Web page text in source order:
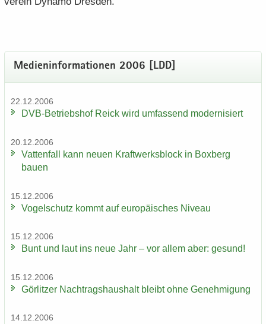
Me­di­en­in­for­ma­tio­nen 2006 [LDD]
22.12.2006
DVB-​Betriebshof Reick wird um­fas­send mo­der­ni­siert
20.12.2006
Vat­ten­fall kann neuen Kraft­werks­block in Box­berg
bauen
15.12.2006
Vo­gel­schutz kommt auf eu­ro­päi­sches Ni­veau
15.12.2006
Bunt und laut ins neue Jahr – vor allem aber: ge­sund!
15.12.2006
Gör­lit­zer Nach­trags­haus­halt bleibt ohne Ge­neh­mi­gung
14.12.2006